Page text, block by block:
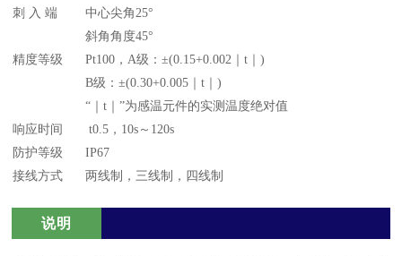
刺 入 端
中心尖角25°
斜角角度45°
精度等级
Pt100，A级：±(0.15+0.002｜t｜)
B级：±(0.30+0.005｜t｜)
“｜t｜”为感温元件的实测温度绝对值
响应时间
t0.5，10s～120s
防护等级
IP67
接线方式
两线制，三线制，四线制
说明